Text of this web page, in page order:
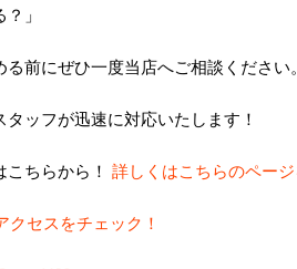
」
前にぜひ一度当店へご相談ください。
ッフが迅速に対応いたします！
ちらから！ 詳しくはこちらのペー
セスをチェック！